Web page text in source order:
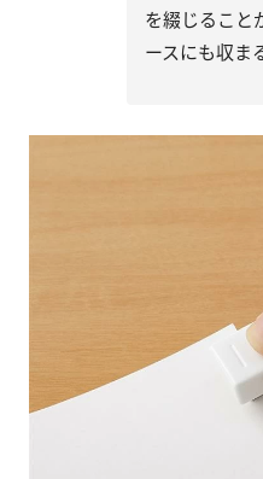
を綴じること
ースにも収ま